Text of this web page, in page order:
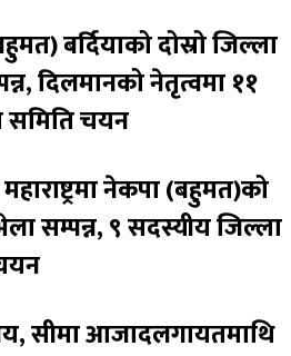
बर्दियाको दोस्रो जिल्ला
दिलमानको नेतृत्वमा ११
समिति चयन
नेकपा (बहुमत)को
सम्पन्न, ९ सदस्यीय जिल्ला
सीमा आजादलगायतमाथि